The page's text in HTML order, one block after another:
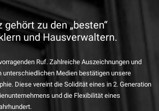
zu den „besten“
und Hausverwaltern.
Ruf. Zahlreiche Auszeichnungen und
unterschiedlichen Medien bestätigen unsere
Diese vereint die Solidität eines in 2. Generation
und die Flexibilität eines